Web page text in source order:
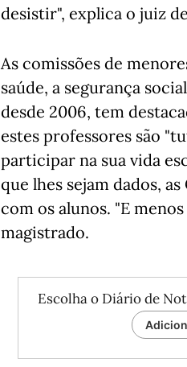
desistir", explica o juiz
As comissões de
saúde, a segurança
desde 2006, tem
estes professores são
participar na sua vida
que lhes sejam dados,
com os alunos. "E
magistrado.
Escolha o Diário de